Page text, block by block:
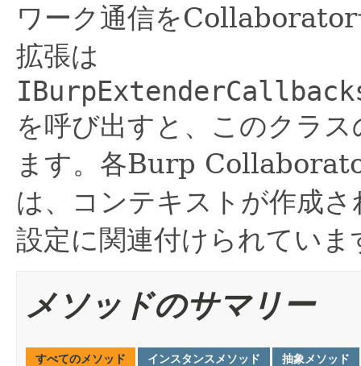
ワーク通信を
拡張は
を呼び出すと、このクラ
ます。各Burp
は、コンテキストが作成
設定に関連付けられていま
メソッドのサマリー
すべてのメソッド インスタンスメソッド 抽象メソッド